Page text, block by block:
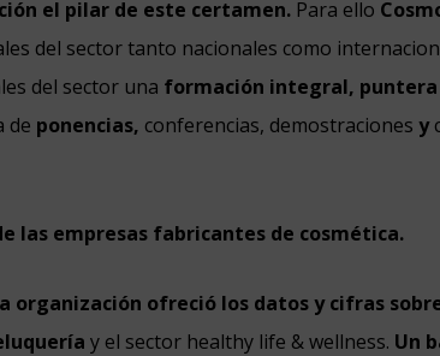
el pilar de este certamen. Para ello
del sectortanto nacionales como
del sector una formación integral,
de ponencias, conferencias, demostracionesy
las empresas fabricantes de cosmética.
organización ofreció los datos y cifras
y el sector healthy life & wellness. Un